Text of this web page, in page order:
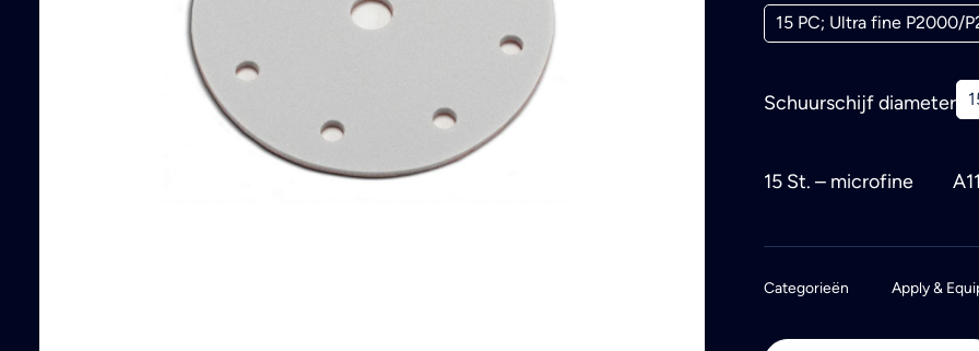
15 PC; Ultra fine P2000/
Schuurschijf diameter
15 St. – microfine
Categorieën Apply &